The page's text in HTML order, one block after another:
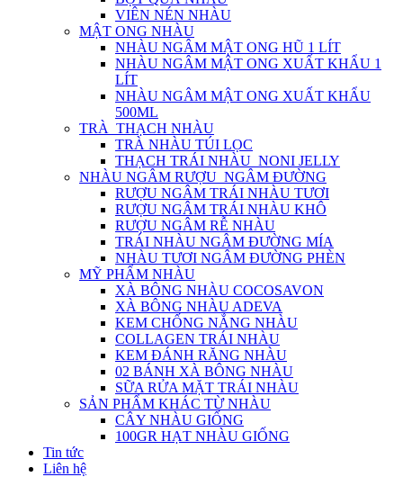
VIÊN NÉN NHÀU
MẬT ONG NHÀU
NHÀU NGÂM MẬT ONG HŨ 1 LÍT
NHÀU NGÂM MẬT ONG XUẤT KHẨU 1
LÍT
NHÀU NGÂM MẬT ONG XUẤT KHẨU
500ML
TRÀ_THẠCH NHÀU
TRÀ NHÀU TÚI LỌC
THẠCH TRÁI NHÀU_NONI JELLY
NHÀU NGÂM RƯỢU_NGÂM ĐƯỜNG
RƯỢU NGÂM TRÁI NHÀU TƯƠI
RƯỢU NGÂM TRÁI NHÀU KHÔ
RƯỢU NGÂM RỄ NHÀU
TRÁI NHÀU NGÂM ĐƯỜNG MÍA
NHÀU TƯƠI NGÂM ĐƯỜNG PHÈN
MỸ PHẨM NHÀU
XÀ BÔNG NHÀU COCOSAVON
XÀ BÔNG NHÀU ADEVA
KEM CHỐNG NẮNG NHÀU
COLLAGEN TRÁI NHÀU
KEM ĐÁNH RĂNG NHÀU
02 BÁNH XÀ BÔNG NHÀU
SỮA RỬA MẶT TRÁI NHÀU
SẢN PHẨM KHÁC TỪ NHÀU
CÂY NHÀU GIỐNG
100GR HẠT NHÀU GIỐNG
Tin tức
Liên hệ